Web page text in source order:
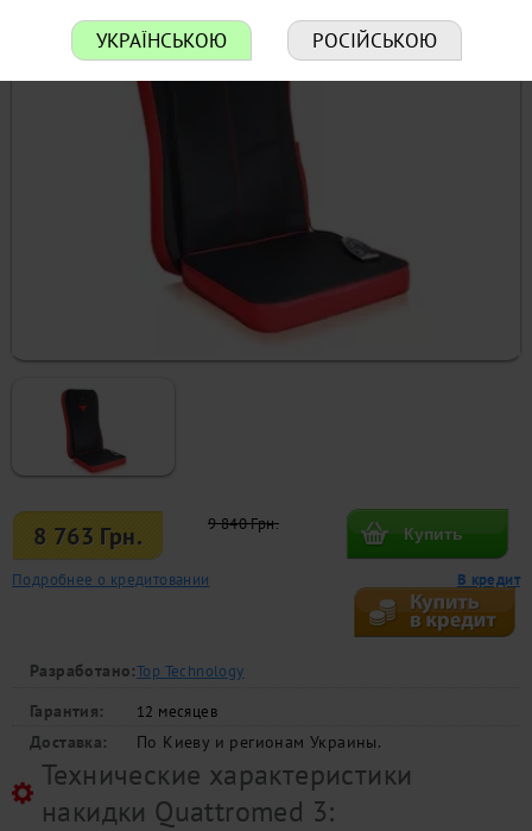
8 763 Грн. 9 840 Грн.
В кредит
Подробнее о кредитовании
Разработано:Top Technology
Гарантия:
12 месяцев
Доставка:
По Киеву и регионам Украины.
Технические характеристики
накидки Quattromed 3:
УКРАЇНСЬКОЮ РОСІЙСЬКОЮ